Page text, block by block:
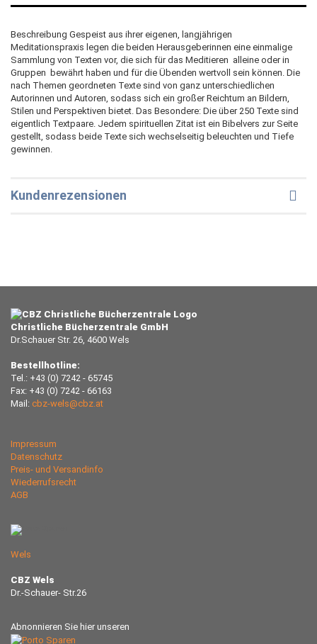
Beschreibung Gespeist aus ihrer eigenen, langjährigen
Meditationspraxis legen die beiden Herausgeberinnen eine einmalige
Sammlung von Texten vor, die sich für das Meditieren  alleine oder in
Gruppen  bewährt haben und für die Übenden wertvoll sein können. Die
nach Themen geordneten Texte sind von ganz unterschiedlichen
Autorinnen und Autoren, sodass sich ein großer Reichtum an Bildern,
Stilen und Perspektiven bietet. Das Besondere: Die über 250 Texte sind
eigentlich Textpaare. Jedem spirituellen Zitat ist ein Bibelvers zur Seite
gestellt, sodass beide Texte sich wechselseitig beleuchten und Tiefe
gewinnen.
Kundenrezensionen
Christliche Bücherzentrale GmbH
Dr.Schauer Str. 26, 4600 Wels
Bestellhotline:
Tel.: +43 (0) 7242 - 65745
Fax: +43 (0) 7242 - 66163
Mail: cbz-wels@cbz.at
Impressum
Datenschutz
Preis- und Versandinfo
Wiederrufsrecht
AGB
Wels
CBZ Wels
Dr.-Schauer- Str.26
Abnonnieren Sie hier unseren